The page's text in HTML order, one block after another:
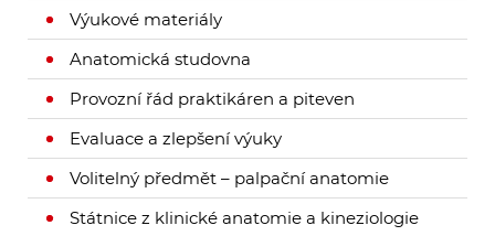
Výukové materiály
Anatomická studovna
Provozní řád praktikáren a piteven
Evaluace a zlepšení výuky
Volitelný předmět – palpační anatomie
Státnice z klinické anatomie a kineziologie